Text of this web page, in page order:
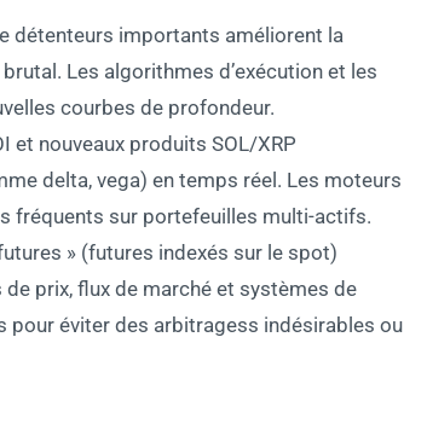
détenteurs importants améliorent la
Les algorithmes d’exécution et les
courbes de profondeur.
et nouveaux produits SOL/XRP
delta, vega) en temps réel. Les moteurs
fréquents sur portefeuilles multi-actifs.
» (futures indexés sur le spot)
prix, flux de marché et systèmes de
pour éviter des arbitragess indésirables ou